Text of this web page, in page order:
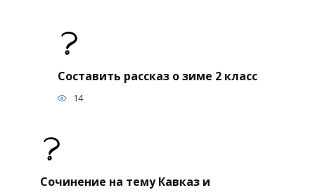
Составить рассказ о зиме 2 класс
14
Сочинение на тему Кавказ и